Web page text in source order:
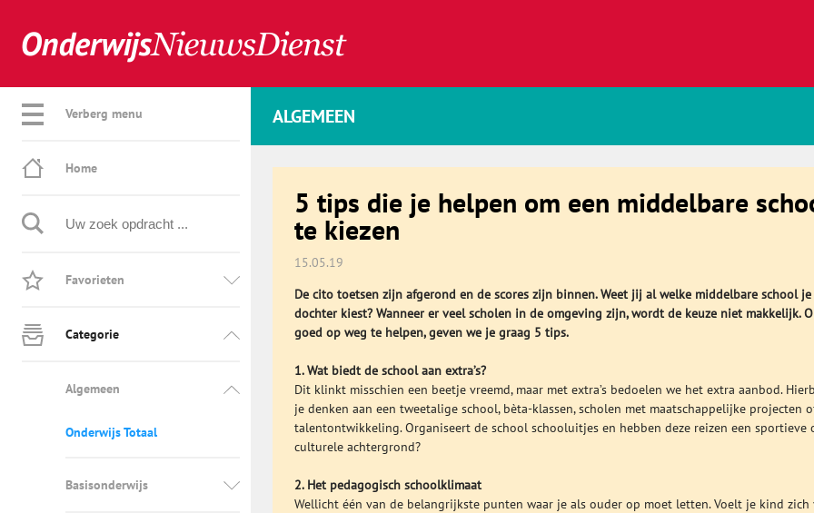
Verberg menu
Home
Favorieten
Categorie
Algemeen
Onderwijs Totaal
Basisonderwijs
ALGEMEEN
5 tips die je helpen om een middelbare
te kiezen
15.05.19
De cito toetsen zijn afgerond en de scores zijn binnen. Weet jij al welke middelbare school
dochter kiest? Wanneer er veel scholen in de omgeving zijn, wordt de keuze niet makkelijk.
goed op weg te helpen, geven we je graag 5 tips.
1. Wat biedt de school aan extra’s?
Dit klinkt misschien een beetje vreemd, maar met extra’s bedoelen we het extra aanbod.
je denken aan een tweetalige school, bèta-klassen, scholen met maatschappelijke projecten
talentontwikkeling. Organiseert de school schooluitjes en hebben deze reizen een sportieve
culturele achtergrond?
2. Het pedagogisch schoolklimaat
Wellicht één van de belangrijkste punten waar je als ouder op moet letten. Voelt je kind zich